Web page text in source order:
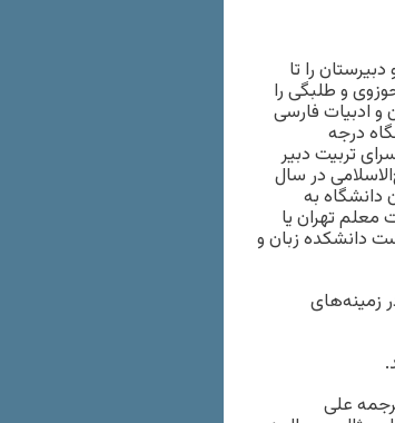
و دبیرستان را تا
و طلبگی را
و ادبیات فارسی
درجه
تربیت دبیر
در سال
فارسی گرفت و از مرداد ۱۳۵۰ در همان دانشگاه به
معلم تهران یا
دانشکده زبان و
زمینه‌های
علی